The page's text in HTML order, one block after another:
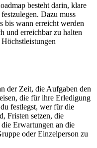
besteht darin, klare
Dazu muss
bis wann erreicht werden
und erreichbar zu halten
der Zeit, die Aufgaben den
die für ihre Erledigung
festlegst, wer für die
Fristen setzen, die
Erwartungen an die
oder Einzelperson zu